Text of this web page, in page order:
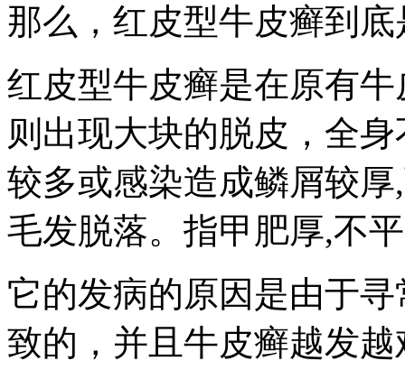
那么，红皮型牛皮癣到
红皮型牛皮癣是在原有
则出现大块的脱皮，全
较多或感染造成鳞屑较
毛发脱落。指甲肥厚,不
它的发病的原因是由于
致的，并且牛皮癣越发